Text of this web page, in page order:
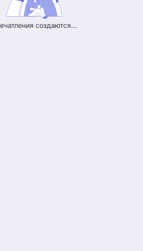
создаются...